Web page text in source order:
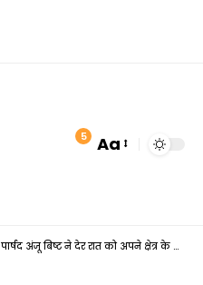
5 Aa
पार्षद अंजू बिष्ट ने देर रात को अपने क्षेत्र के विभिन्न रास्तों पर जाकर लाइटों का किया गहन निरीक्षण